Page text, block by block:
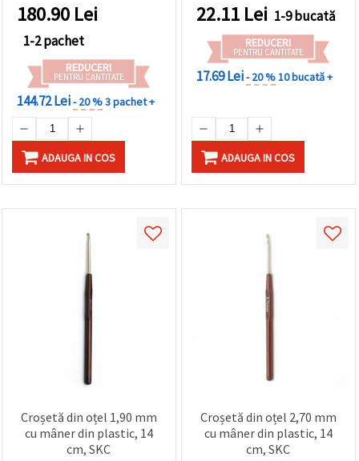
180.90 Lei
1-2 pachet
REDUCERI
PENTRU CANTITATE
144.72 Lei- 20 %3 pachet +
ADAUGA IN COS
22.11 Lei 1-9 bucată
REDUCERI
PENTRU CANTITATE
17.69 Lei- 20 %10 bucată +
ADAUGA IN COS
Croșetă din oțel 1,90 mm
cu mâner din plastic, 14
cm, SKC
Croșetă din oțel 2,70 mm
cu mâner din plastic, 14
cm, SKC